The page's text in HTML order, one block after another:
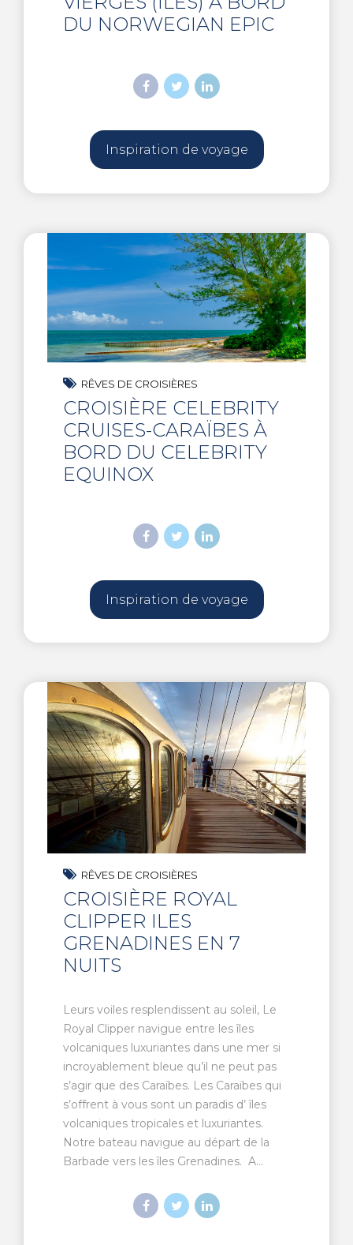
DU NORWEGIAN EPIC
Inspiration de voyage
RÊVES DE CROISIÈRES
CROISIÈRE CELEBRITY
CRUISES-CARAÏBES À
BORD DU CELEBRITY
EQUINOX
Inspiration de voyage
RÊVES DE CROISIÈRES
CROISIÈRE ROYAL
CLIPPER ILES
GRENADINES EN 7
NUITS
Leurs voiles resplendissent au soleil, Le
Royal Clipper navigue entre les îles
volcaniques luxuriantes dans une mer si
incroyablement bleue qu’il ne peut pas
s’agir que des Caraïbes. Les Caraïbes qui
s’offrent à vous sont un paradis d’ îles
volcaniques tropicales et luxuriantes.
Notre bateau navigue au départ de la
Barbade vers les îles Grenadines. A...